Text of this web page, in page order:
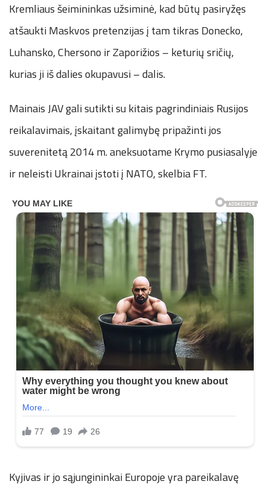
Kremliaus šeimininkas užsiminė, kad būtų pasiryžęs
atšaukti Maskvos pretenzijas į tam tikras Donecko,
Luhansko, Chersono ir Zaporižios – keturių sričių,
kurias ji iš dalies okupavusi – dalis.
Mainais JAV gali sutikti su kitais pagrindiniais Rusijos
reikalavimais, įskaitant galimybę pripažinti jos
suverenitetą 2014 m. aneksuotame Krymo pusiasalyje
ir neleisti Ukrainai įstoti į NATO, skelbia FT.
Kyjivas ir jo sąjungininkai Europoje yra pareikalavę